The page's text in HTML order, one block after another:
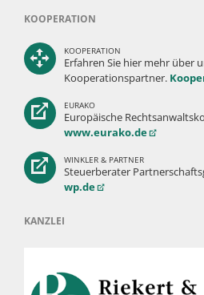
KOOPERATION
KOOPERATION
Erfahren Sie hier mehr über
Kooperationspartner.
EURAKO
Europäische
www.eurako.de
WINKLER & PARTNER
Steuerberater
wp.de
KANZLEI